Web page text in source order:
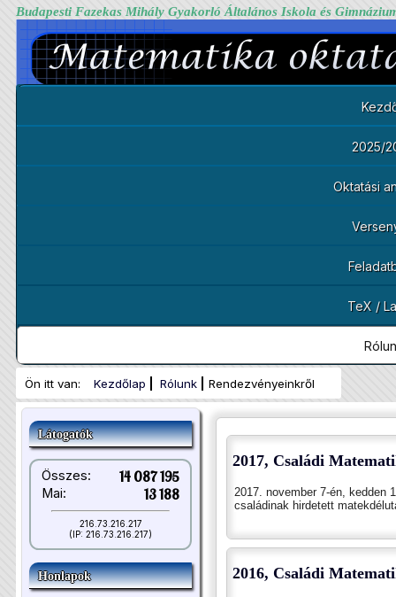
Budapesti Fazekas Mihály Gyakorló Általános Iskola és
2025/
Oktatási
TeX /
Ön itt van: Kezdőlap Rólunk Rendezvényeinkről
Látogatók
Összes: 14 087 195
Mai: 13 188
216.73.216.217
(IP: 216.73.216.217)
Honlapok
2017, Családi
2017. november 7-én, kedden
családinak hirdetett
2016, Családi